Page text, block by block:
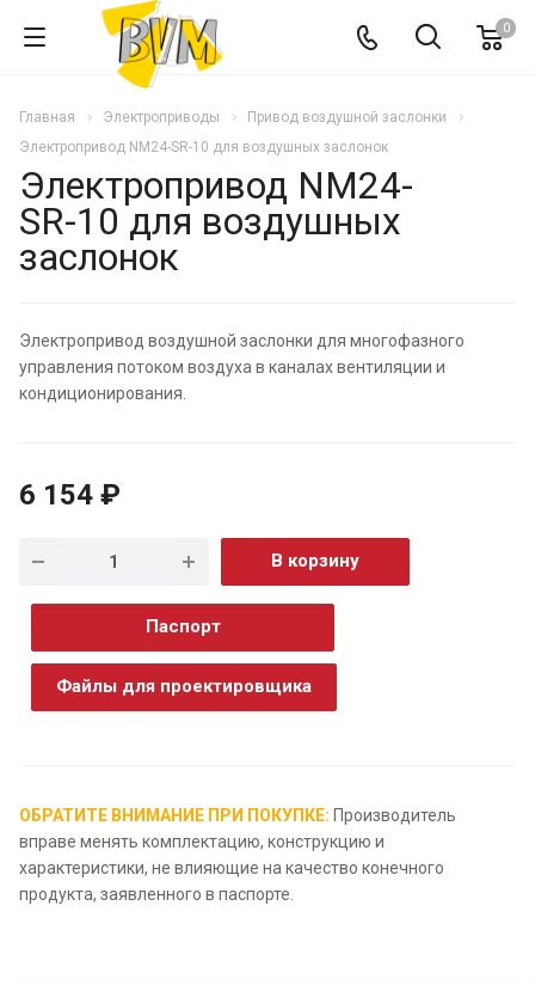
0
Главная Электроприводы
Привод воздушной заслонки
Электропривод NM24-SR-10 для воздушных заслонок
Электропривод NM24-
SR-10 для воздушных
заслонок
Электропривод воздушной заслонки для многофазного
управления потоком воздуха в каналах вентиляции и
кондиционирования.
6 154 ₽
В корзину
Паспорт
Файлы для проектировщика
ОБРАТИТЕ ВНИМАНИЕ ПРИ ПОКУПКЕ: Производитель
вправе менять комплектацию, конструкцию и
характеристики, не влияющие на качество конечного
продукта, заявленного в паспорте.